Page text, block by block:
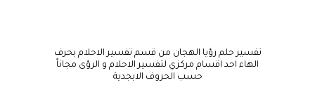
تفسير حلم رؤيا الهجان من قسم تفسير الاحلام بحرف
الهاء احد اقسام مركزي لتفسير الاحلام و الرؤى مجاناً
حسب الحروف الابجدية